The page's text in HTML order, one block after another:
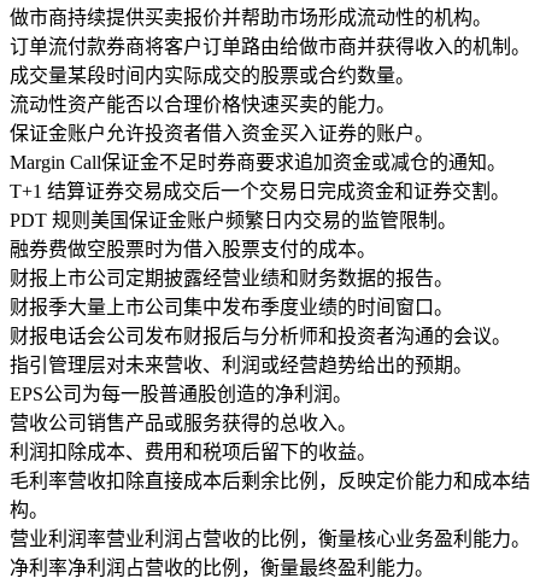
做市商持续提供买卖报价并帮助市场形成流动性的机构。
订单流付款券商将客户订单路由给做市商并获得收入的机制。
成交量某段时间内实际成交的股票或合约数量。
流动性资产能否以合理价格快速买卖的能力。
保证金账户 允许投资者借入资金买入证券的账户。
Margin Call保证金不足时券商要求追加资金或减仓的通知。
T+1 结算证券交易成交后一个交易日完成资金和证券交割。
PDT 规则 美国保证金账户频繁日内交易的监管限制。
融券费做空股票时为借入股票支付的成本。
财报 上市公司定期披露经营业绩和财务数据的报告。
财报季大量上市公司集中发布季度业绩的时间窗口。
财报电话会公司发布财报后与分析师和投资者沟通的会议。
指引 管理层对未来营收、利润或经营趋势给出的预期。
EPS公司为每一股普通股创造的净利润。
营收公司销售产品或服务获得的总收入。
利润扣除成本、费用和税项后留下的收益。
毛利率营收扣除直接成本后剩余比例，反映定价能力和成本结
构。
营业利润率营业利润占营收的比例，衡量核心业务盈利能力。
净利率净利润占营收的比例，衡量最终盈利能力。